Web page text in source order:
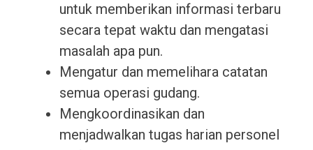
untuk memberikan informasi terbaru
secara tepat waktu dan mengatasi
masalah apa pun.
Mengatur dan memelihara catatan
semua operasi gudang.
Mengkoordinasikan dan
menjadwalkan tugas harian personel